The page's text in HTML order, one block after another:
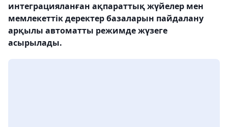
интеграцияланған ақпараттық жүйелер мен
мемлекеттік деректер базаларын пайдалану
арқылы автоматты режимде жүзеге
асырылады.